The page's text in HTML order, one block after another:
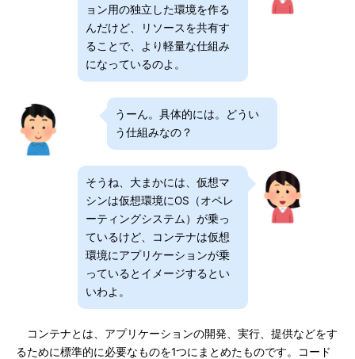
ョン用の独立した環境を作る
んだけど、リソースを共有す
ることで、より軽量な仕組み
になっているのよ。
うーん。具体的には。どうい
う仕組みなの？
そうね、大まかには、仮想マ
シンは仮想環境にOS（オペレ
ーティングシステム）が乗っ
ているけど、コンテナは仮想
環境にアプリケーションが乗
っているとイメージするとい
いわよ。
コンテナとは、アプリケーションの開発、実行、提供などをす
るために標準的に必要なものを1つにまとめたものです。コード